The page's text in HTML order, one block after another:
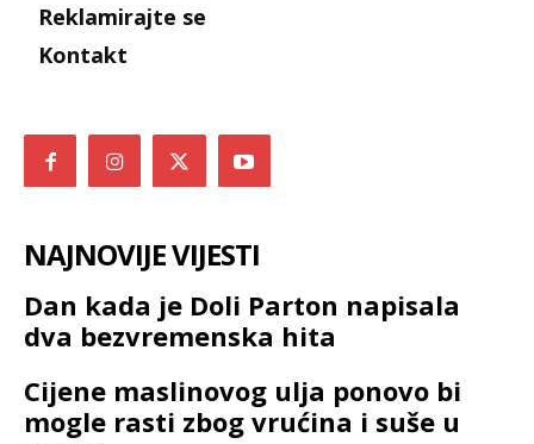
Reklamirajte se
Kontakt
NAJNOVIJE VIJESTI
Dan kada je Doli Parton napisala
dva bezvremenska hita
Cijene maslinovog ulja ponovo bi
mogle rasti zbog vrućina i suše u